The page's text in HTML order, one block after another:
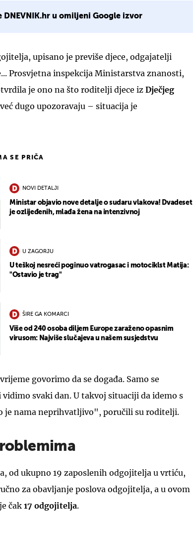
DNEVNIK.hr u omiljeni Google izvor
upisano je previše djece, odgajatelji
Prosvjetna inspekcija Ministarstva znanosti,
je ono na što roditelji djece iz Dječjeg
dugo upozoravaju – situacija je
SE PRIČA
NOVI DETALJI
Ministar objavio nove detalje o sudaru vlakova! Dvadeset
je ozlijeđenih, mlađa žena na intenzivnoj
U ZAGORJU
U teškoj nesreći poginuo vatrogasac i motociklst Matija:
"Ostavio je trag"
ŠIRE GA KOMARCI
Više od 240 osoba diljem Europe zaraženo opasnim
virusom: Najviše slučajeva u našem susjedstvu
govorimo da se događa. Samo se
svaki dan. U takvoj situaciji da idemo s
je nama neprihvatljivo", poručili su roditelji.
od ukupno 19 zaposlenih odgojitelja u vrtiću,
za obavljanje poslova odgojitelja, a u ovom
čak 17 odgojitelja.